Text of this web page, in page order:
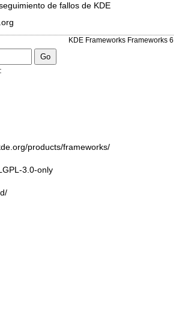
de fallos de KDE
KDE Frameworks Frameworks 6
products/frameworks/
3.0-only